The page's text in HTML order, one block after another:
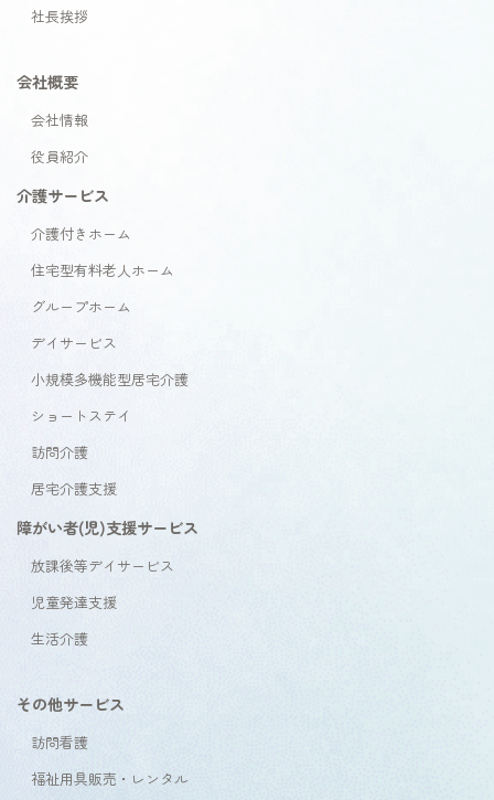
社長挨拶
会社概要
会社情報
役員紹介
介護サービス
介護付きホーム
住宅型有料老人ホーム
グループホーム
デイサービス
小規模多機能型居宅介護
ショートステイ
訪問介護
居宅介護支援
障がい者(児)支援サービス
放課後等デイサービス
児童発達支援
生活介護
その他サービス
訪問看護
福祉用具販売・レンタル